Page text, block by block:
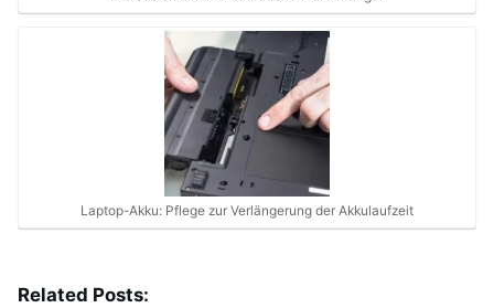
Laptop-Akku: Pflege zur Verlängerung der Akkulaufzeit
Related Posts: